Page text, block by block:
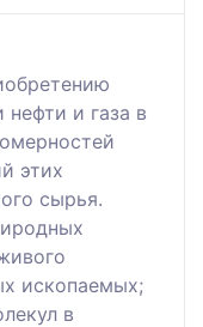
нефти и газа в
этих
сырья.
ископаемых;
в